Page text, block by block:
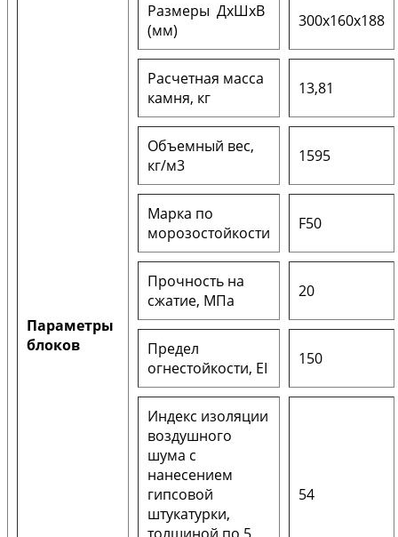
Параметры
блоков
Размеры ДxШxВ
(мм)
300x160x188
Расчетная масса
камня, кг
13,81
Объемный вес,
кг/м3
1595
Марка по
морозостойкости
F50
Прочность на
сжатие, МПа
20
Предел
огнестойкости, EI
150
Индекс изоляции
воздушного
шума с
нанесением
гипсовой
штукатурки,
54